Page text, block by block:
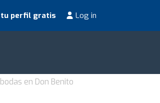
tu perfil gratis Log in
en Don Benito